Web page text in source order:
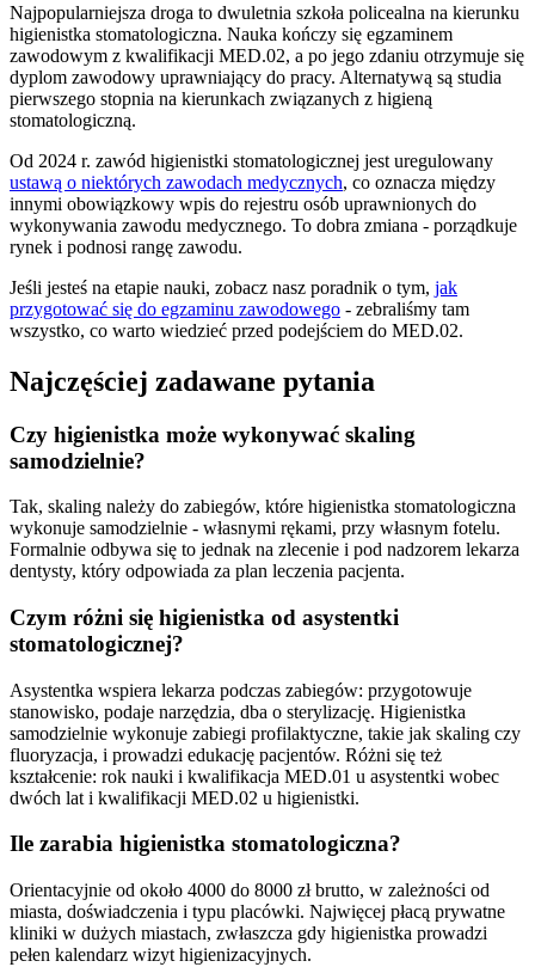
Najpopularniejsza droga to dwuletnia szkoła policealna na kierunku
higienistka stomatologiczna. Nauka kończy się egzaminem
zawodowym z kwalifikacji MED.02, a po jego zdaniu otrzymuje się
dyplom zawodowy uprawniający do pracy. Alternatywą są studia
pierwszego stopnia na kierunkach związanych z higieną
stomatologiczną.
Od 2024 r. zawód higienistki stomatologicznej jest uregulowany
ustawą o niektórych zawodach medycznych, co oznacza między
innymi obowiązkowy wpis do rejestru osób uprawnionych do
wykonywania zawodu medycznego. To dobra zmiana - porządkuje
rynek i podnosi rangę zawodu.
Jeśli jesteś na etapie nauki, zobacz nasz poradnik o tym, jak
przygotować się do egzaminu zawodowego - zebraliśmy tam
wszystko, co warto wiedzieć przed podejściem do MED.02.
Najczęściej zadawane pytania
Czy higienistka może wykonywać skaling
samodzielnie?
Tak, skaling należy do zabiegów, które higienistka stomatologiczna
wykonuje samodzielnie - własnymi rękami, przy własnym fotelu.
Formalnie odbywa się to jednak na zlecenie i pod nadzorem lekarza
dentysty, który odpowiada za plan leczenia pacjenta.
Czym różni się higienistka od asystentki
stomatologicznej?
Asystentka wspiera lekarza podczas zabiegów: przygotowuje
stanowisko, podaje narzędzia, dba o sterylizację. Higienistka
samodzielnie wykonuje zabiegi profilaktyczne, takie jak skaling czy
fluoryzacja, i prowadzi edukację pacjentów. Różni się też
kształcenie: rok nauki i kwalifikacja MED.01 u asystentki wobec
dwóch lat i kwalifikacji MED.02 u higienistki.
Ile zarabia higienistka stomatologiczna?
Orientacyjnie od około 4000 do 8000 zł brutto, w zależności od
miasta, doświadczenia i typu placówki. Najwięcej płacą prywatne
kliniki w dużych miastach, zwłaszcza gdy higienistka prowadzi
pełen kalendarz wizyt higienizacyjnych.